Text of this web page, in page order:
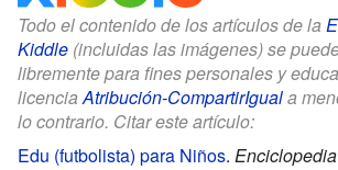
Todo el contenido de los artículos de la
Kiddle (incluidas las imágenes) se
libremente para fines personales y
licenciaAtribución-CompartirIguala
lo contrario. Citar este artículo:
Edu (futbolista) para Niños.